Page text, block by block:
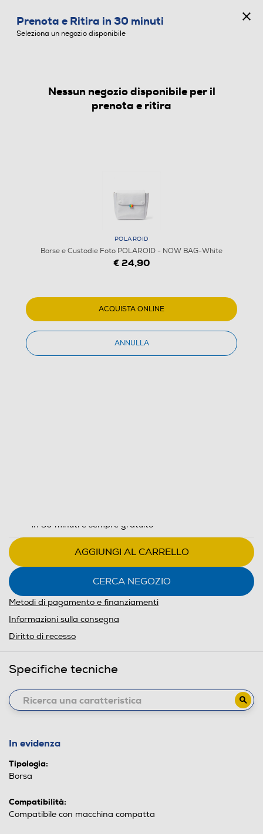
BORSE E CUSTODIE FOTO
6
POLAROID - NOW BAG-White
in 30 minuti e sempre gratuito
AGGIUNGI AL CARRELLO
CERCA NEGOZIO
Metodi di pagamento e finanziamenti
Informazioni sulla consegna
Diritto di recesso
Specifiche tecniche
In evidenza
Tipologia:
Borsa
Compatibilità:
Compatibile con macchina compatta
Prenota e Ritira in 30 minuti
Seleziona un negozio disponibile
Nessun negozio disponibile per il
prenota e ritira
POLAROID
Borse e Custodie Foto POLAROID - NOW BAG-White
€ 24,90
ACQUISTA ONLINE
ANNULLA